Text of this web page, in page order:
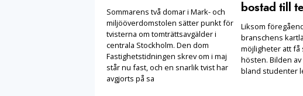
Sommarens två domar i Mark- och
miljööverdomstolen sätter punkt för
tvisterna om tomträttsavgälder i
centrala Stockholm. Den dom
Fastighetstidningen skrev om i maj
står nu fast, och en snarlik tvist har
avgjorts på sa
bostad till
Liksom
branschens
möjligheter att
hösten. Bilden
bland studenter